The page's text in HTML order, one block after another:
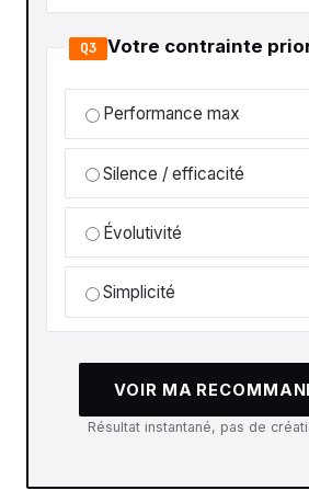
Q3 Votre contrainte
Performance max
Silence / efficacité
Évolutivité
Simplicité
VOIR MA
Résultat instantané, pas de